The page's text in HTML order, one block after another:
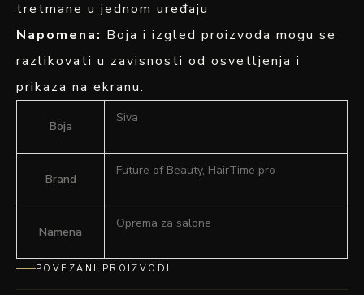
tretmane u jednom uređaju
Napomena: Boja i izgled proizvoda mogu se
razlikovati u zavisnosti od osvetljenja i
prikaza na ekranu.
Boja
Siva
Brand
Future of Beauty, HairTime pro
Namena
Oprema za salone
POVEZANI PROIZVODI